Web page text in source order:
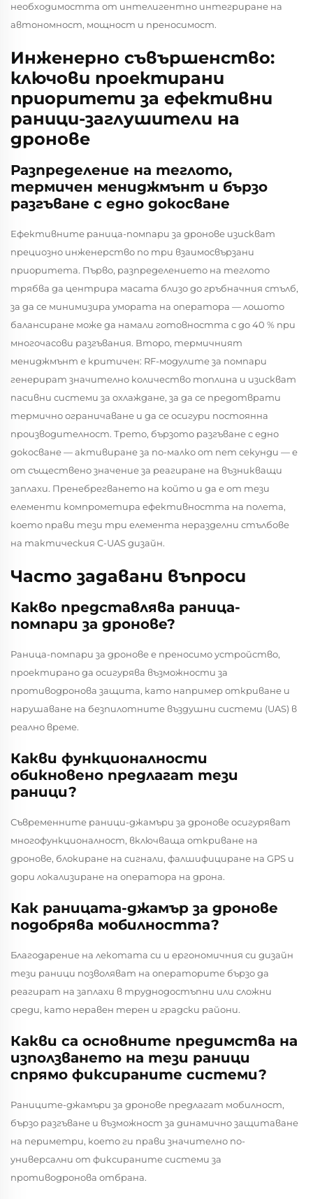
необходимостта от интелигентно интегриране на
автономност, мощност и преносимост.
Инженерно съвършенство:
ключови проектирани
приоритети за ефективни
раници-заглушители на
дронове
Разпределение на теглото,
термичен мениджмънт и бързо
разгъване с едно докосване
Ефективните раница-помпари за дронове изискват
прециозно инженерство по три взаимосвързани
приоритета. Първо, разпределението на теглото
трябва да центрира масата близо до гръбначния стълб,
за да се минимизира умората на оператора — лошото
балансиране може да намали готовността с до 40 % при
многочасови разгъвания. Второ, термичният
мениджмънт е критичен: RF-модулите за помпари
генерират значително количество топлина и изискват
пасивни системи за охлаждане, за да се предотврати
термично ограничаване и да се осигури постоянна
производителност. Трето, бързото разгъване с едно
докосване — активиране за по-малко от пет секунди — е
от съществено значение за реагиране на възникващи
заплахи. Пренебрегването на който и да е от тези
елементи компрометира ефективността на полета,
което прави тези три елемента неразделни стълбове
на тактическия C-UAS дизайн.
Часто задавани въпроси
Какво представлява раница-
помпари за дронове?
Раница-помпари за дронове е преносимо устройство,
проектирано да осигурява възможности за
противодронова защита, като например откриване и
нарушаване на безпилотните въздушни системи (UAS) в
реално време.
Какви функционалности
обикновено предлагат тези
раници?
Съвременните раници-джамъри за дронове осигуряват
многофункционалност, включваща откриване на
дронове, блокиране на сигнали, фалшифициране на GPS и
дори локализиране на оператора на дрона.
Как раницата-джамър за дронове
подобрява мобилността?
Благодарение на лекотата си и ергономичния си дизайн
тези раници позволяват на операторите бързо да
реагират на заплахи в труднодостъпни или сложни
среди, като неравен терен и градски райони.
Какви са основните предимства на
използването на тези раници
спрямо фиксираните системи?
Раниците-джамъри за дронове предлагат мобилност,
бързо разгъване и възможност за динамично защитаване
на периметри, което ги прави значително по-
универсални от фиксираните системи за
противодронова отбрана.